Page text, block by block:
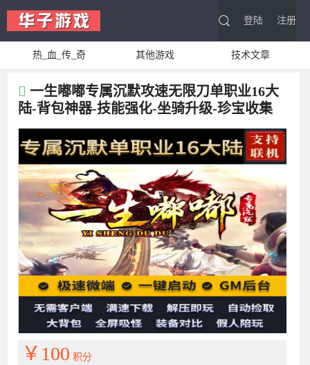
登陆 注册
热_血_传_奇 其他游戏 技术文章
一生嘟嘟专属沉默攻速无限刀单职业16大
陆-背包神器-技能强化-坐骑升级-珍宝收集
￥100 积分